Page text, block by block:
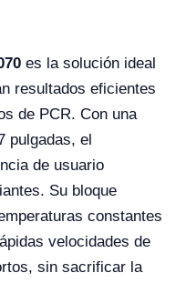
es la solución ideal
resultados eficientes
de PCR. Con una
pulgadas, el
de usuario
Su bloque
constantes
velocidades de
sin sacrificar la